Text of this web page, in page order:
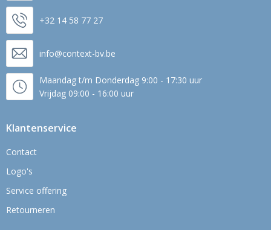
+32 14 58 77 27
info@context-bv.be
Maandag t/m Donderdag 9:00 - 17:30 uur
Vrijdag 09:00 - 16:00 uur
Klantenservice
Contact
Logo's
Service offering
Retourneren